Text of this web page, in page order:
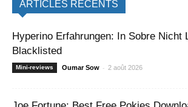
ARTICLES RÉCENTS
Hyperino Erfahrungen: In Sobre Nicht
Blacklisted
Mini-reviews Oumar Sow - 2 août 2026